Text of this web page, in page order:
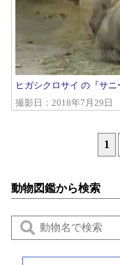
ヒガシクロサイ の『サ
撮影日：2018年7月29日
1
動物図鑑から検索